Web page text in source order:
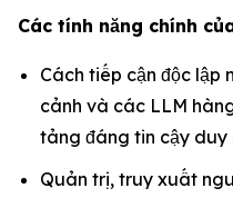
Các tính năng chính
Cách tiếp cận độc lập
cảnh và các LLM
tảng đáng tin cậy duy
Quản trị, truy xuất